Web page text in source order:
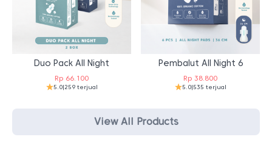
Duo Pack All Night
Rp 66.100
5.0|259 terjual
Pembalut All Night 6
Rp 38.800
5.0|535 terjual
View All Products